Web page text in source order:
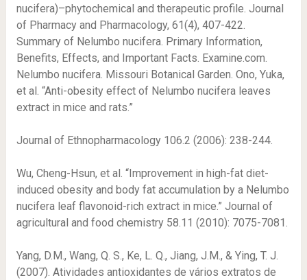
nucifera)–phytochemical and therapeutic profile. Journal
of Pharmacy and Pharmacology, 61(4), 407-422.
Summary of Nelumbo nucifera. Primary Information,
Benefits, Effects, and Important Facts. Examine.com.
Nelumbo nucifera. Missouri Botanical Garden. Ono, Yuka,
et al. “Anti-obesity effect of Nelumbo nucifera leaves
extract in mice and rats.”
Journal of Ethnopharmacology 106.2 (2006): 238-244.
Wu, Cheng-Hsun, et al. “Improvement in high-fat diet-
induced obesity and body fat accumulation by a Nelumbo
nucifera leaf flavonoid-rich extract in mice.” Journal of
agricultural and food chemistry 58.11 (2010): 7075-7081.
Yang, D.M., Wang, Q. S., Ke, L. Q., Jiang, J.M., & Ying, T. J.
(2007). Atividades antioxidantes de vários extratos de